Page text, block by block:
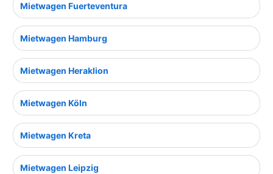
Mietwagen Fuerteventura
Mietwagen Hamburg
Mietwagen Heraklion
Mietwagen Köln
Mietwagen Kreta
Mietwagen Leipzig